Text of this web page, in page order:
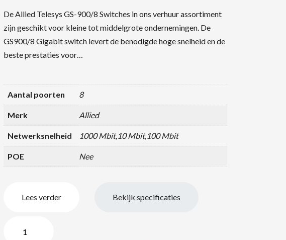
De Allied Telesys GS-900/8 Switches in ons verhuur assortiment
zijn geschikt voor kleine tot middelgrote ondernemingen. De
GS900/8 Gigabit switch levert de benodigde hoge snelheid en de
beste prestaties voor…
Aantal poorten 8
Merk Allied
Netwerksnelheid 1000 Mbit,10 Mbit,100 Mbit
POE Nee
Lees verder Bekijk specificaties
Telesys